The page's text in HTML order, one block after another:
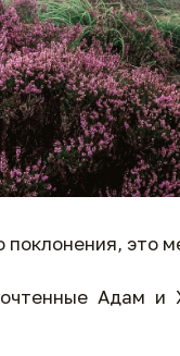
поклонения, это
Адам и